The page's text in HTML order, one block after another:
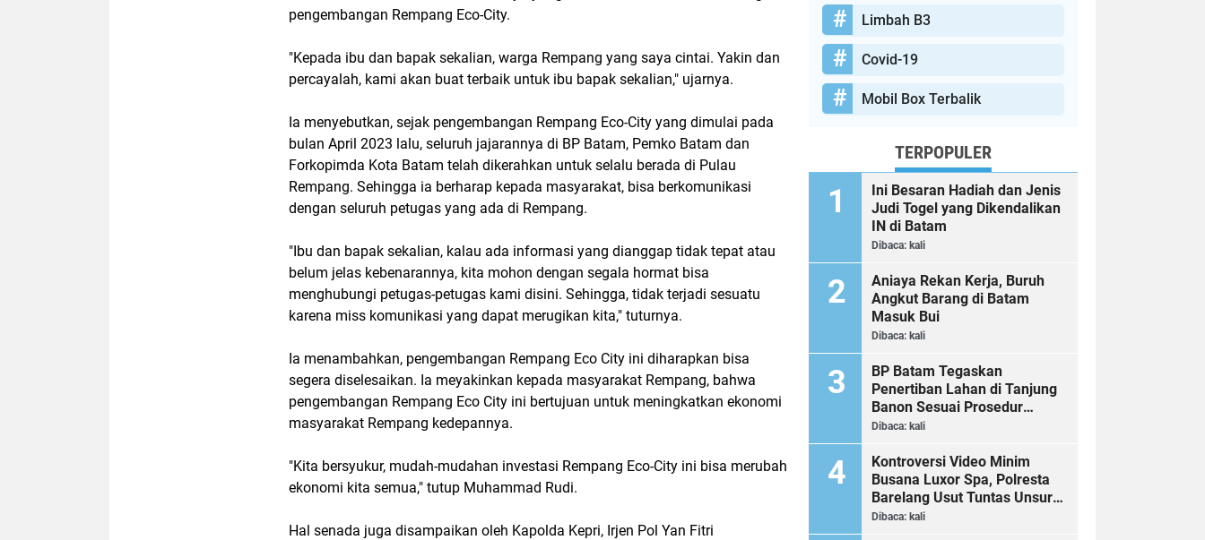
pengembangan Rempang Eco-City.
"Kepada ibu dan bapak sekalian, warga Rempang yang saya cintai. Yakin dan
percayalah, kami akan buat terbaik untuk ibu bapak sekalian," ujarnya.
Ia menyebutkan, sejak pengembangan Rempang Eco-City yang dimulai pada
bulan April 2023 lalu, seluruh jajarannya di BP Batam, Pemko Batam dan
Forkopimda Kota Batam telah dikerahkan untuk selalu berada di Pulau
Rempang. Sehingga ia berharap kepada masyarakat, bisa berkomunikasi
dengan seluruh petugas yang ada di Rempang.
"Ibu dan bapak sekalian, kalau ada informasi yang dianggap tidak tepat atau
belum jelas kebenarannya, kita mohon dengan segala hormat bisa
menghubungi petugas-petugas kami disini. Sehingga, tidak terjadi sesuatu
karena miss komunikasi yang dapat merugikan kita," tuturnya.
Ia menambahkan, pengembangan Rempang Eco City ini diharapkan bisa
segera diselesaikan. Ia meyakinkan kepada masyarakat Rempang, bahwa
pengembangan Rempang Eco City ini bertujuan untuk meningkatkan ekonomi
masyarakat Rempang kedepannya.
"Kita bersyukur, mudah-mudahan investasi Rempang Eco-City ini bisa merubah
ekonomi kita semua," tutup Muhammad Rudi.
Hal senada juga disampaikan oleh Kapolda Kepri, Irjen Pol Yan Fitri
Limbah B3
Covid-19
Mobil Box Terbalik
TERPOPULER
Ini Besaran Hadiah dan Jenis
Judi Togel yang Dikendalikan
IN di Batam
Dibaca: kali
Aniaya Rekan Kerja, Buruh
Angkut Barang di Batam
Masuk Bui
Dibaca: kali
BP Batam Tegaskan
Penertiban Lahan di Tanjung
Banon Sesuai Prosedur
Hukum
Dibaca: kali
Kontroversi Video Minim
Busana Luxor Spa, Polresta
Barelang Usut Tuntas Unsur
Pelanggaran Hukum
Dibaca: kali